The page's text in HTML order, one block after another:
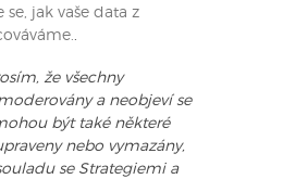
se, jak vaše data z
.
že všechny
a neobjeví se
být také některé
nebo vymazány,
se Strategiemi a